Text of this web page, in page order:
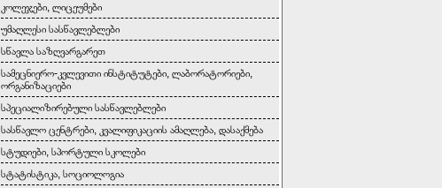
კოლეჯები, ლიცეუმები
უმაღლესი სასწავლებლები
სწავლა საზღვარგარეთ
სამეცნიერო-კვლევითი ინსტიტუტები, ლაბორატორიები,
ორგანიზაციები
სპეციალიზირებული სასწავლებლები
სასწავლო ცენტრები, კვალიფიკაციის ამაღლება, დასაქმება
სტუდიები, სპორტული სკოლები
სტატისტიკა, სოციოლოგია